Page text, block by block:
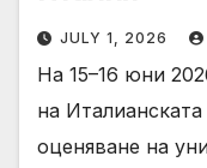
JULY 1, 2026
На 15–16 юни
на
оценяване на